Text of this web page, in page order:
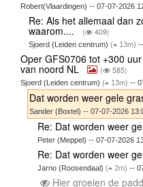
Robert(Vlaardingen) -- 07-07-2026
Re: Als het allemaal dan
waarom.... ( 409)
Sjoerd (Leiden centrum)( 13m)
Oper GFS0706 tot +300
van noord NL ( 585)
Sjoerd (Leiden centrum) ( 13m) --
Dat worden weer gele
Sander (Boxtel) -- 07-07-2026
Re: Dat worden weer
Peter (Meppel) -- 07-07-2026
Re: Dat worden weer
Jarno (Roosendaal) ( 2m) --
Hier groeien de